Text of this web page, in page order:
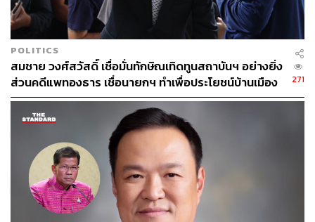
POLITICS
สมชาย วงศ์สวัสดิ์ เชื่อมั่นทักษิณเทิดทูนสถาบันฯ อย่างยิ่ง
ส่วนคดีแพทองธาร เชื่อนายกฯ ทำเพื่อประโยชน์บ้านเมือง
271